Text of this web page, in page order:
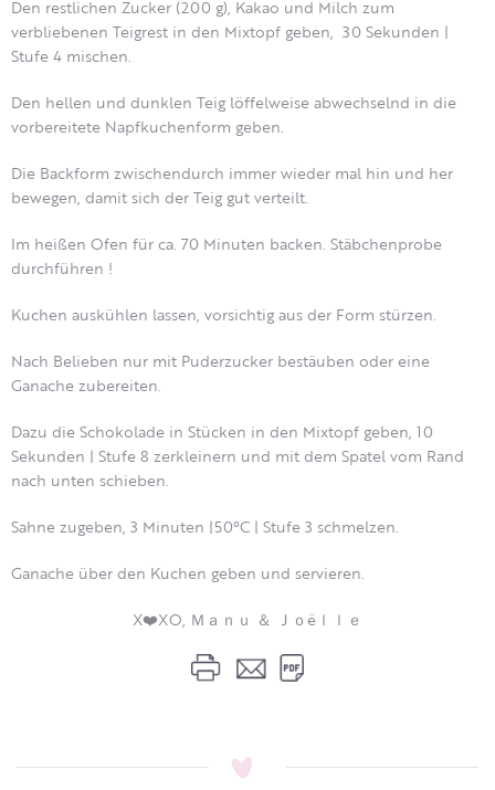
Den restlichen Zucker (200 g), Kakao und Milch zum
verbliebenen Teigrest in den Mixtopf geben, 30 Sekunden |
Stufe 4 mischen.
Den hellen und dunklen Teig löffelweise abwechselnd in die
vorbereitete Napfkuchenform geben.
Die Backform zwischendurch immer wieder mal hin und her
bewegen, damit sich der Teig gut verteilt.
Im heißen Ofen für ca. 70 Minuten backen. Stäbchenprobe
durchführen !
Kuchen auskühlen lassen, vorsichtig aus der Form stürzen.
Nach Belieben nur mit Puderzucker bestäuben oder eine
Ganache zubereiten.
Dazu die Schokolade in Stücken in den Mixtopf geben, 10
Sekunden | Stufe 8 zerkleinern und mit dem Spatel vom Rand
nach unten schieben.
Sahne zugeben, 3 Minuten |50°C | Stufe 3 schmelzen.
Ganache über den Kuchen geben und servieren.
X❤️XO, Ｍａｎｕ ＆ Ｊｏëｌｌｅ